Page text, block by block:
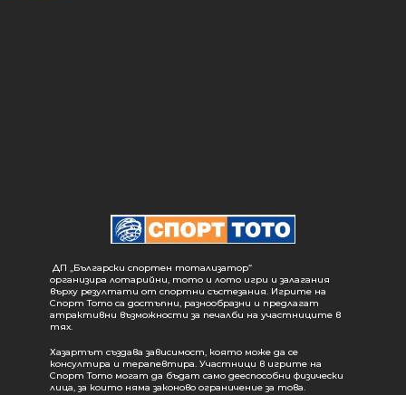
ДП „Български спортен тотализатор“
организира лотарийни, тото и лото игри и залагания
върху резултати от спортни състезания. Игрите на
Спорт Тото са достъпни, разнообразни и предлагат
атрактивни възможности за печалби на участниците в
тях.
Хазартът създава зависимост, която може да се
консултира и терапевтира. Участници в игрите на
Спорт Тото могат да бъдат само дееспособни физически
лица, за които няма законово ограничение за това.